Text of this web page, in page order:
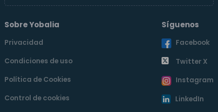
Sobre Yobalia
Privacidad
Condiciones de uso
Política de Cookies
Control de cookies
Síguenos
Facebook
Twitter X
Instagram
LinkedIn